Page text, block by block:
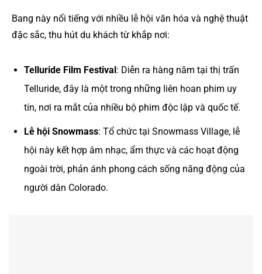
Bang này nổi tiếng với nhiều lễ hội văn hóa và nghệ thuật
đặc sắc, thu hút du khách từ khắp nơi:
Telluride Film Festival: Diễn ra hàng năm tại thị trấn
Telluride, đây là một trong những liên hoan phim uy
tín, nơi ra mắt của nhiều bộ phim độc lập và quốc tế.
Lễ hội Snowmass: Tổ chức tại Snowmass Village, lễ
hội này kết hợp âm nhạc, ẩm thực và các hoạt động
ngoài trời, phản ánh phong cách sống năng động của
người dân Colorado.